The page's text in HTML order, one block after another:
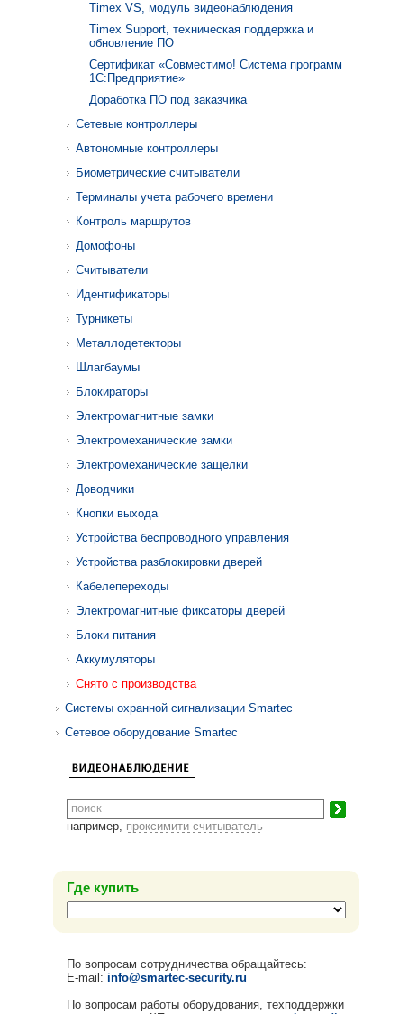
Timex VS, модуль видеонаблюдения
Timex Support, техническая поддержка и
обновление ПО
Сертификат «Совместимо! Система программ
1С:Предприятие»
Доработка ПО под заказчика
Сетевые контроллеры
Автономные контроллеры
Биометрические считыватели
Терминалы учета рабочего времени
Контроль маршрутов
Домофоны
Считыватели
Идентификаторы
Турникеты
Металлодетекторы
Шлагбаумы
Блокираторы
Электромагнитные замки
Электромеханические замки
Электромеханические защелки
Доводчики
Кнопки выхода
Устройства беспроводного управления
Устройства разблокировки дверей
Кабелепереходы
Электромагнитные фиксаторы дверей
Блоки питания
Аккумуляторы
Снято с производства
Системы охранной сигнализации Smartec
Сетевое оборудование Smartec
например, проксимити считыватель
Где купить
По вопросам сотрудничества обращайтесь:
E-mail: info@smartec-security.ru
По вопросам работы оборудования, техподдержки